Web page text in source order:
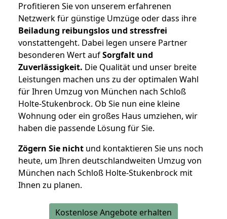
Profitieren Sie von unserem erfahrenen
Netzwerk für günstige Umzüge oder dass ihre
Beiladung reibungslos und stressfrei
vonstattengeht. Dabei legen unsere Partner
besonderen Wert aufSorgfalt und
Zuverlässigkeit. Die Qualität und unser breite
Leistungen machen uns zu der optimalen Wahl
für Ihren Umzug von München nach Schloß
Holte-Stukenbrock. Ob Sie nun eine kleine
Wohnung oder ein großes Haus umziehen, wir
haben die passende Lösung für Sie.
Zögern Sie nicht und kontaktieren Sie uns noch
heute, um Ihren deutschlandweiten Umzug von
München nach Schloß Holte-Stukenbrock mit
Ihnen zu planen.
Kostenlose Angebote erhalten